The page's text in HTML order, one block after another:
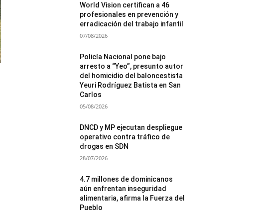
World Vision certifican a 46
profesionales en prevención y
erradicación del trabajo infantil
07/08/2026
Policía Nacional pone bajo
arresto a “Yeo”, presunto autor
del homicidio del baloncestista
Yeuri Rodríguez Batista en San
Carlos
05/08/2026
DNCD y MP ejecutan despliegue
operativo contra tráfico de
drogas en SDN
28/07/2026
4.7 millones de dominicanos
aún enfrentan inseguridad
alimentaria, afirma la Fuerza del
Pueblo